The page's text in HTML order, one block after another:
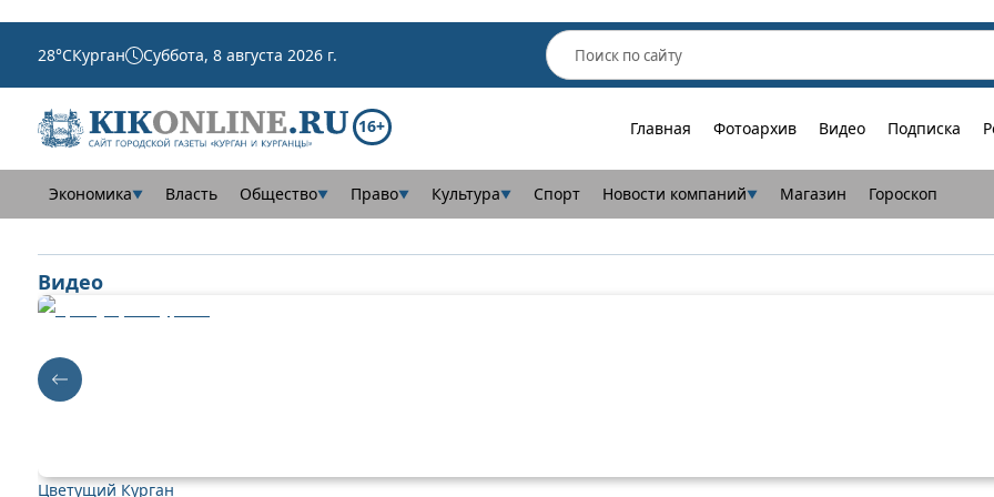
28°CКурган Суббота, 8 августа 2026 г.
16+ Главная Фотоархив Видео Подписка
Экономика▼ Власть Общество▼ Право▼ Культура▼ Спорт Новости компаний▼ Магазин Гороскоп
Видео
Цветущий Курган